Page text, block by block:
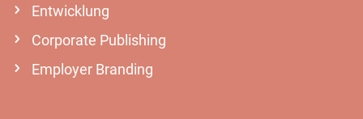
Entwicklung
Corporate Publishing
Employer Branding